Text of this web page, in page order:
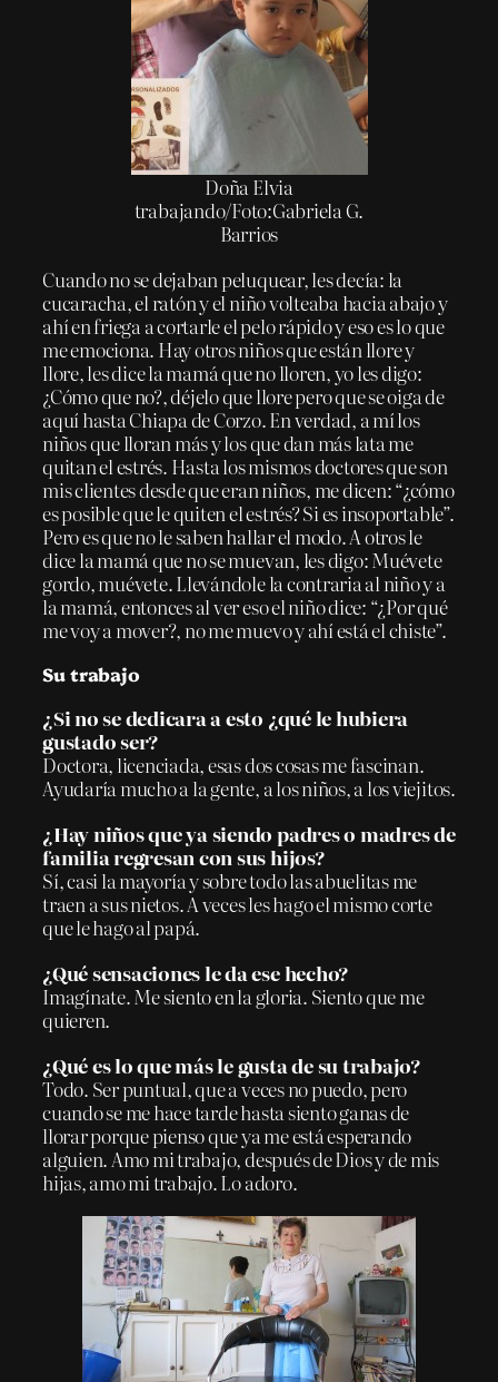
Doña Elvia
trabajando/Foto:Gabriela G.
Barrios
Cuando no se dejaban peluquear, les decía: la
cucaracha, el ratón y el niño volteaba hacia abajo y
ahí en friega a cortarle el pelo rápido y eso es lo que
me emociona. Hay otros niños que están llore y
llore, les dice la mamá que no lloren, yo les digo:
¿Cómo que no?, déjelo que llore pero que se oiga de
aquí hasta Chiapa de Corzo. En verdad, a mí los
niños que lloran más y los que dan más lata me
quitan el estrés. Hasta los mismos doctores que son
mis clientes desde que eran niños, me dicen: “¿cómo
es posible que le quiten el estrés? Si es insoportable”.
Pero es que no le saben hallar el modo. A otros le
dice la mamá que no se muevan, les digo: Muévete
gordo, muévete. Llevándole la contraria al niño y a
la mamá, entonces al ver eso el niño dice: “¿Por qué
me voy a mover?, no me muevo y ahí está el chiste”.
Su trabajo
¿Si no se dedicara a esto ¿qué le hubiera
gustado ser?
Doctora, licenciada, esas dos cosas me fascinan.
Ayudaría mucho a la gente, a los niños, a los viejitos.
¿Hay niños que ya siendo padres o madres de
familia regresan con sus hijos?
Sí, casi la mayoría y sobre todo las abuelitas me
traen a sus nietos. A veces les hago el mismo corte
que le hago al papá.
¿Qué sensaciones le da ese hecho?
Imagínate. Me siento en la gloria. Siento que me
quieren.
¿Qué es lo que más le gusta de su trabajo?
Todo. Ser puntual, que a veces no puedo, pero
cuando se me hace tarde hasta siento ganas de
llorar porque pienso que ya me está esperando
alguien. Amo mi trabajo, después de Dios y de mis
hijas, amo mi trabajo. Lo adoro.